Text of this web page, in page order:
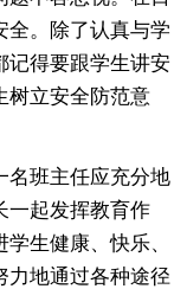
全。除了认真与学
记得要跟学生讲安
树立安全防范意
名班主任应充分地
一起发挥教育作
生健康、快乐、
力地通过各种途径